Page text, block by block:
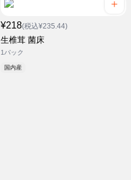
¥218(税込¥235.44)
生椎茸 菌床
1パック
国内産